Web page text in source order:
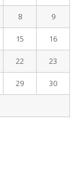
8 9
15 16
22 23
29 30